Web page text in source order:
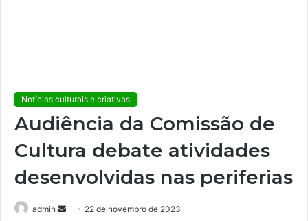
Notícias culturais e criativas
Audiência da Comissão de
Cultura debate atividades
desenvolvidas nas periferias
admin
Mande22 de novembro de 2023